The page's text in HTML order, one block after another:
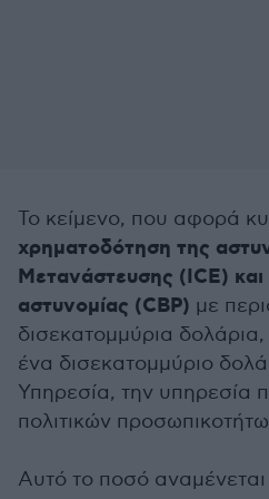
Το κείμενο, που αφορά
χρηματοδότηση της
Μετανάστευσης (ICE) και
αστυνομίας (CBP) με
δισεκατομμύρια
ένα δισεκατομμύριο
Υπηρεσία, την υπηρεσία
πολιτικών
Αυτό το ποσό